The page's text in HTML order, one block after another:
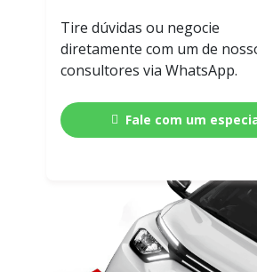
Tire dúvidas ou negocie
diretamente com um de
consultores via WhatsApp.
Fale com um